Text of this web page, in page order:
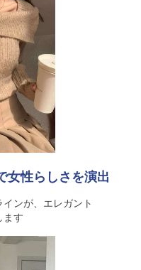
女性らしさを演出
ンが、エレガント
ます